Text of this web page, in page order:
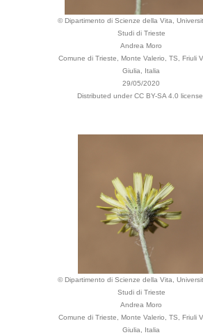
© Dipartimento di Scienze della Vita,
Studi di Trieste
Andrea Moro
Comune di Trieste, Monte Valerio, TS, Friuli
Giulia, Italia
29/05/2020
Distributed under CC BY-SA 4.0 license.
© Dipartimento di Scienze della Vita,
Studi di Trieste
Andrea Moro
Comune di Trieste, Monte Valerio, TS, Friuli
Giulia, Italia